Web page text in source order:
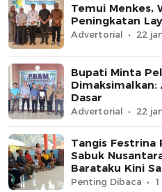
Temui Menkes,
Peningkatan
Advertorial 22
Bupati Minta
Dasar
Advertorial 22
Tangis Festrina
Sabuk
Barataku Kini
Penting Dibaca